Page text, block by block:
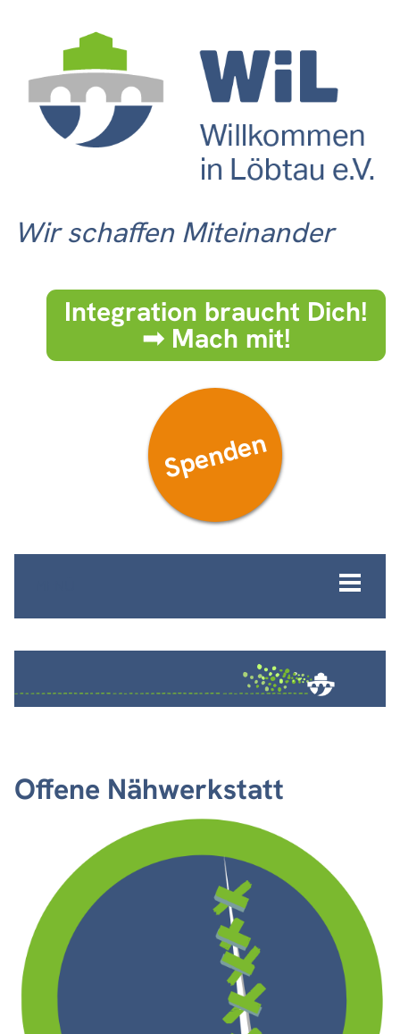
Wir schaffen Miteinander
Integration braucht Dich!
➟ Mach mit!
Spenden
Offene Nähwerkstatt